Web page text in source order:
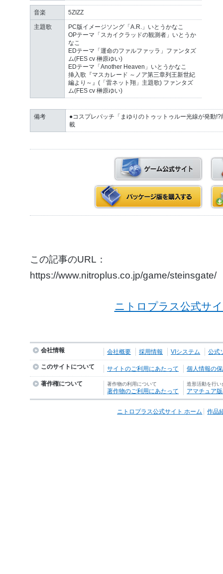
音楽 5ZIZZ
主題歌
PC版イメージソング「A.R.」いとうかなこ
OPテーマ「スカイクラッドの観測者」いとうか
なこ
EDテーマ「運命のファルファッラ」ファンタズ
ム(FES cv 榊原ゆい)
EDテーマ「Another Heaven」いとうかなこ
挿入歌『マスカレード ～ノア第三章列王新世紀
編より～』(「雷ネット翔」主題歌) ファンタズ
ム(FES cv 榊原ゆい)
備考
●コスプレパッチ「まゆりのトゥットゥルー光線が発動
載
この記事のURL：
https://www.nitroplus.co.jp/game/steinsgate/
ニトロプラス公式サ
会社情報 会社概要 採用情報 VIシステム 公式
このサイトについて サイトのご利用にあたって 個人情報の
著作権について 著作物の利用について
著作物のご利用にあたって
造形活動を行い
アマチュア
ニトロプラス公式サイト ホーム 作品